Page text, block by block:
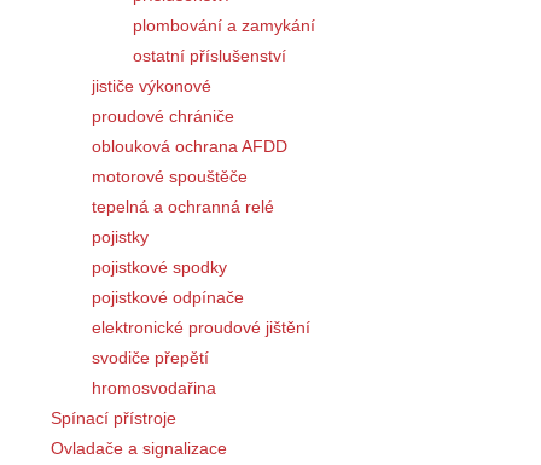
plombování a zamykání
ostatní příslušenství
jističe výkonové
proudové chrániče
oblouková ochrana AFDD
motorové spouštěče
tepelná a ochranná relé
pojistky
pojistkové spodky
pojistkové odpínače
elektronické proudové jištění
svodiče přepětí
hromosvodařina
Spínací přístroje
Ovladače a signalizace